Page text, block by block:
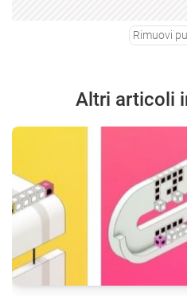
Rimuovi
Altri articoli